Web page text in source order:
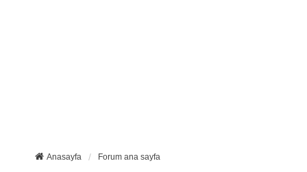
Anasayfa Forum ana sayfa